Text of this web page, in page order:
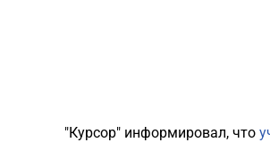
"Курсор" информировал, что